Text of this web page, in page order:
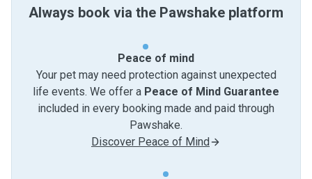
Always book via the Pawshake platform
Peace of mind
Your pet may need protection against unexpected
life events. We offer a Peace of Mind Guarantee
included in every booking made and paid through
Pawshake.
Discover Peace of Mind